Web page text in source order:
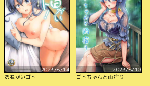
2023/8/14
おねがいゴト!
2023/8/10
ゴトちゃんと雨宿り